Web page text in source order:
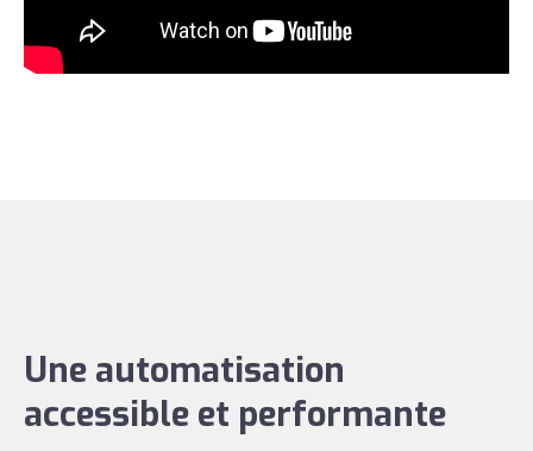
Une automatisation
accessible et performante